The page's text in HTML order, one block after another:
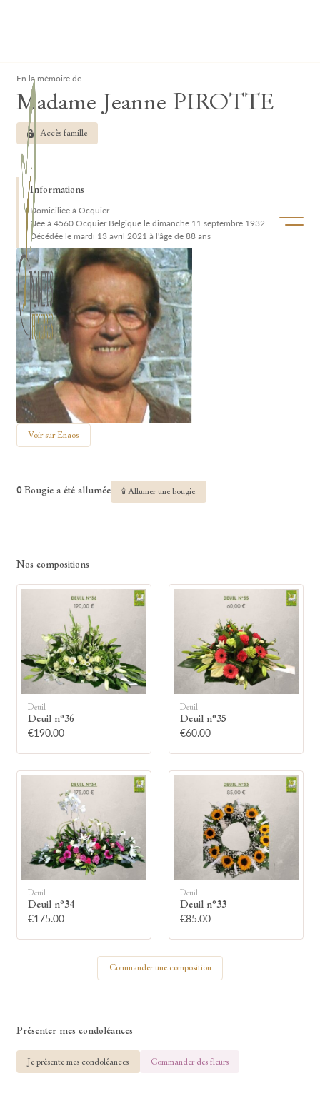
Ouvrir/
En la mémoire de
Madame Jeanne PIROTTE
Accès famille
Informations
Domiciliée à Ocquier
Née à 4560 Ocquier Belgique le dimanche 11 septembre 1932
Décédée le mardi 13 avril 2021 à l'âge de 88 ans
Voir sur Enaos
0 Bougie a été allumée 🕯 Allumer une bougie
Allumez une bougie
Montrez votre soutien à la famille en
allumant symboliquement une bougie.
Votre nom
Nos compositions
Deuil
Deuil n°36
€190.00
Deuil
Deuil n°35
€60.00
Deuil
Deuil n°34
€175.00
Deuil
Deuil n°33
€85.00
Commander une composition
Présenter mes condoléances
Je présente mes condoléances Commander des fleurs